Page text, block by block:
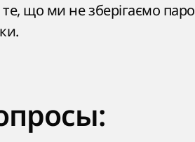
що ми не зберігаємо